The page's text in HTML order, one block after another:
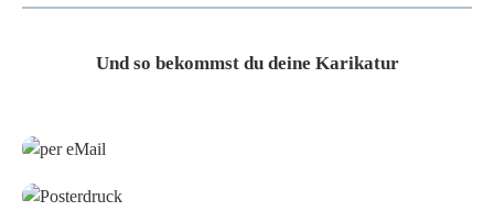
Und so bekommst du deine Karikatur